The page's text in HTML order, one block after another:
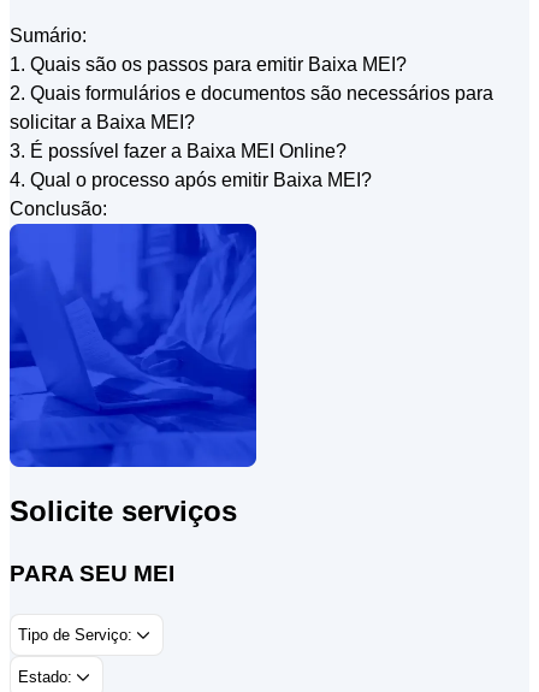
Sumário:
1. Quais são os passos para emitir Baixa MEI?
2. Quais formulários e documentos são necessários para
solicitar a Baixa MEI?
3. É possível fazer a Baixa MEI Online?
4. Qual o processo após emitir Baixa MEI?
Conclusão:
Solicite serviços
PARA SEU MEI
Tipo de Serviço:
Estado: